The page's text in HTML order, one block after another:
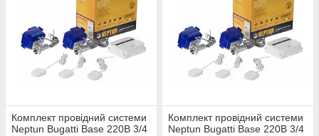
Комплект провідний системи
Neptun Bugatti Base 220B 3/4
Комплект провідний системи
Neptun Bugatti Base 220B 3/4